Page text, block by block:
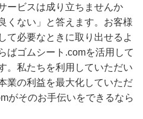
ービスは成り立ちませんか
くない」と答えます。お客様
て必要なときに取り出せるよ
ばゴムシート.comを活用して
。私たちを利用していただい
業の利益を最大化していただ
がそのお手伝いをできるなら